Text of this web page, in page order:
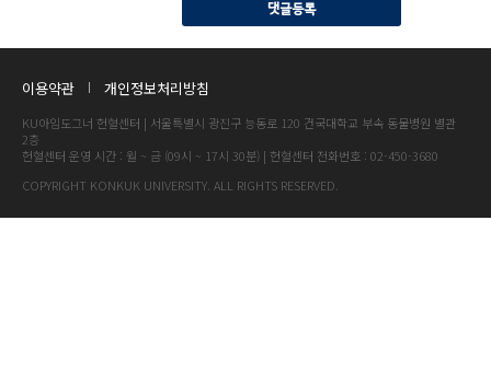
댓글등록
이용약관 개인정보처리방침
KU아임도그너 헌혈센터 | 서울특별시 광진구 능동로 120 건국대학교 부속 동물병원 별관
2층
헌혈센터 운영 시간 : 월 ~ 금 (09시 ~ 17시 30분) | 헌혈센터 전화번호 : 02-450-3680
COPYRIGHT KONKUK UNIVERSITY. ALL RIGHTS RESERVED.